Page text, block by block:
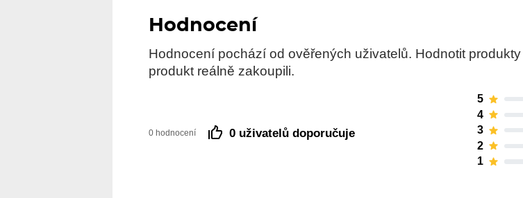
Hodnocení
Hodnocení pochází od ověřených uživatelů. Hodnotit
produkt reálně zakoupili.
0 hodnocení 0 uživatelů doporučuje
5
4
3
2
1